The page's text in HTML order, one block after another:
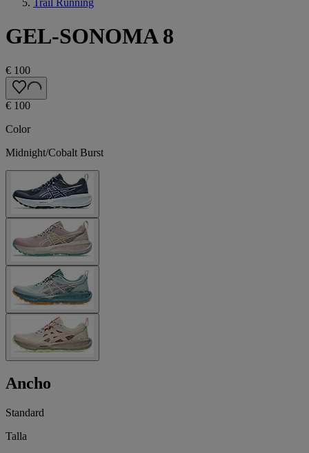
GEL-SONOMA 8
€ 100
€ 100
Color
Midnight/Cobalt Burst
Ancho
Standard
Talla